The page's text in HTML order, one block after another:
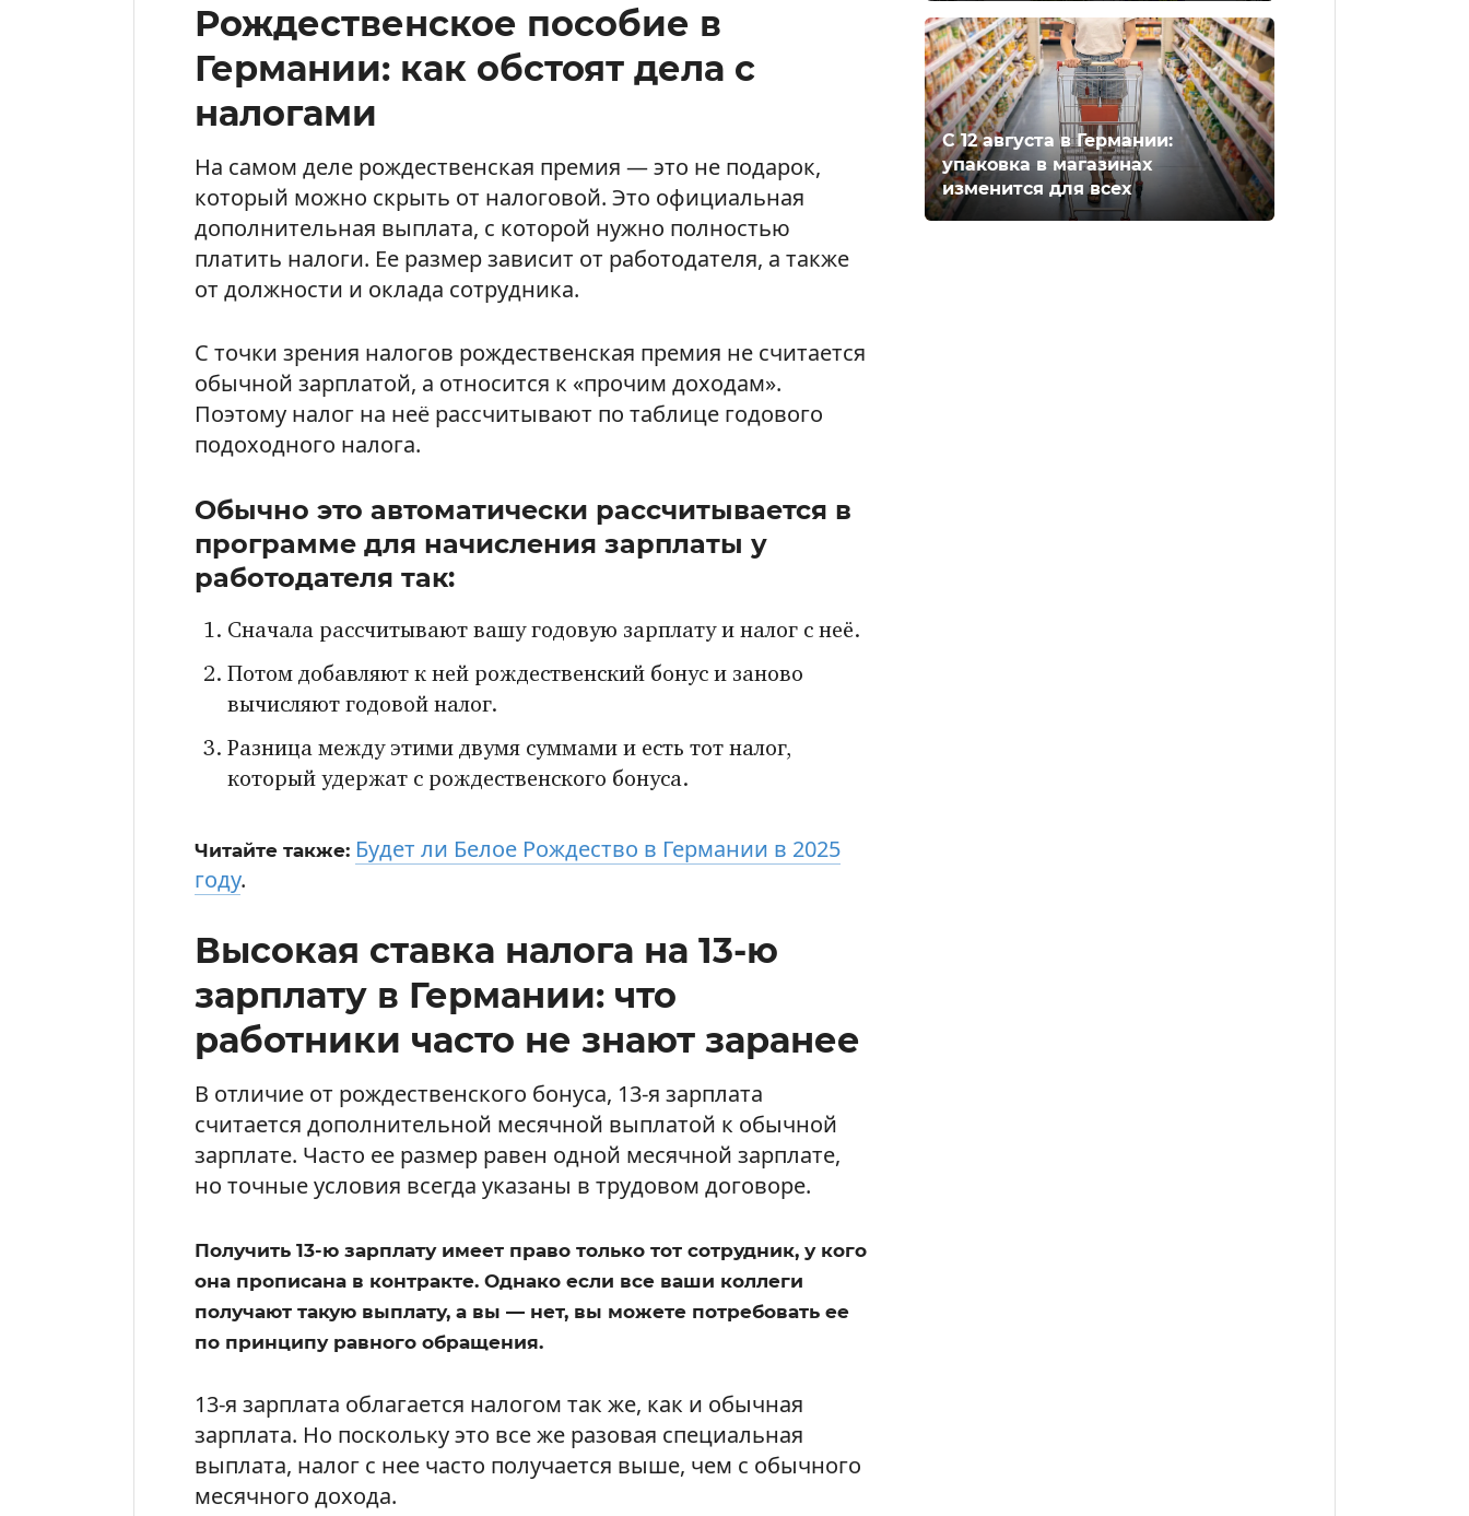
Рождественское пособие в
Германии: как обстоят дела с
налогами
На самом деле рождественская премия — это не подарок,
который можно скрыть от налоговой. Это официальная
дополнительная выплата, с которой нужно полностью
платить налоги. Ее размер зависит от работодателя, а также
от должности и оклада сотрудника.
С точки зрения налогов рождественская премия не считается
обычной зарплатой, а относится к «прочим доходам».
Поэтому налог на неё рассчитывают по таблице годового
подоходного налога.
Обычно это автоматически рассчитывается в
программе для начисления зарплаты у
работодателя так:
Сначала рассчитывают вашу годовую зарплату и налог с неё.
Потом добавляют к ней рождественский бонус и заново
вычисляют годовой налог.
Разница между этими двумя суммами и есть тот налог,
который удержат с рождественского бонуса.
Читайте также: Будет ли Белое Рождество в Германии в 2025
году.
Высокая ставка налога на 13-ю
зарплату в Германии: что
работники часто не знают заранее
В отличие от рождественского бонуса, 13-я зарплата
считается дополнительной месячной выплатой к обычной
зарплате. Часто ее размер равен одной месячной зарплате,
но точные условия всегда указаны в трудовом договоре.
Получить 13-ю зарплату имеет право только тот сотрудник, у кого
она прописана в контракте. Однако если все ваши коллеги
получают такую выплату, а вы — нет, вы можете потребовать ее
по принципу равного обращения.
13-я зарплата облагается налогом так же, как и обычная
зарплата. Но поскольку это все же разовая специальная
выплата, налог с нее часто получается выше, чем с обычного
месячного дохода.
С 12 августа в Германии:
упаковка в магазинах
изменится для всех